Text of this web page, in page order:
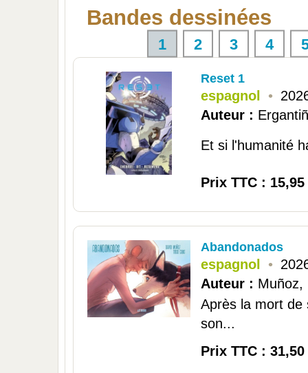
Bandes dessinées
1 2 3 4
Reset 1
espagnol •
Auteur :
Et si l'humanité
Prix TTC : 15,95
Abandonados
espagnol •
Auteur : Muñoz,
Après la mort de
son...
Prix TTC : 31,50